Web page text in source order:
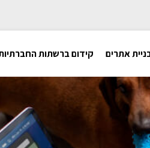
אתרים קידום ברשתות